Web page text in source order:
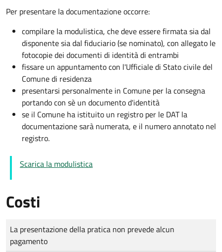
Per presentare la documentazione occorre:
compilare la modulistica, che deve essere firmata sia dal
disponente sia dal fiduciario (se nominato), con allegato le
fotocopie dei documenti di identità di entrambi
fissare un appuntamento con l'Ufficiale di Stato civile del
Comune di residenza
presentarsi personalmente in Comune per la consegna
portando con sè un documento d'identità
se il Comune ha istituito un registro per le DAT la
documentazione sarà numerata, e il numero annotato nel
registro.
Scarica la modulistica
Costi
Tipo di pagamento
Importo
La presentazione della pratica non prevede alcun
pagamento